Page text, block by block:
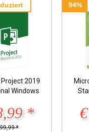
2019
Windows
*
*
94%